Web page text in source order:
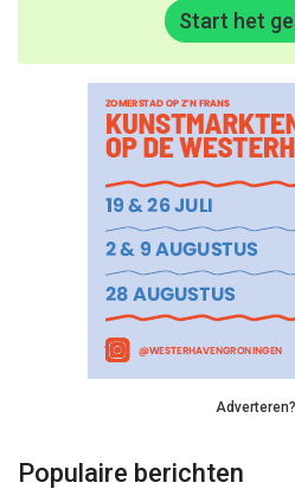
Start het
Populaire berichten